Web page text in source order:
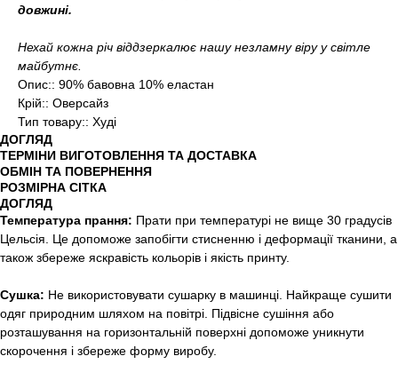
довжині.
Нехай кожна річ віддзеркалює нашу незламну віру у світле
майбутнє.
Опис:: 90% бавовна 10% еластан
Крій:: Оверсайз
Тип товару:: Худі
ДОГЛЯД
ТЕРМІНИ ВИГОТОВЛЕННЯ ТА ДОСТАВКА
ОБМІН ТА ПОВЕРНЕННЯ
РОЗМІРНА СІТКА
ДОГЛЯД
Температура прання: Прати при температурі не вище 30 градусів
Цельсія. Це допоможе запобігти стисненню і деформації тканини, а
також збереже яскравість кольорів і якість принту.
Сушка: Не використовувати сушарку в машинці. Найкраще сушити
одяг природним шляхом на повітрі. Підвісне сушіння або
розташування на горизонтальній поверхні допоможе уникнути
скорочення і збереже форму виробу.